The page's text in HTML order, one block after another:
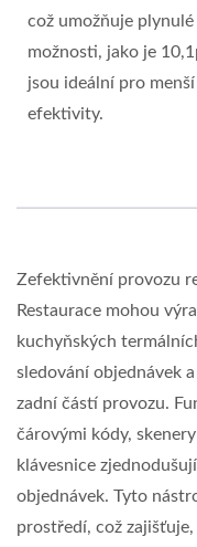
což umožňuje
možnosti, jako je
jsou ideální pro
efektivity.
Zefektivnění provozu
Restaurace mohou
kuchyňských
sledování objednávek
zadní částí provozu.
čárovými kódy,
klávesnice
objednávek. Tyto
prostředí, což